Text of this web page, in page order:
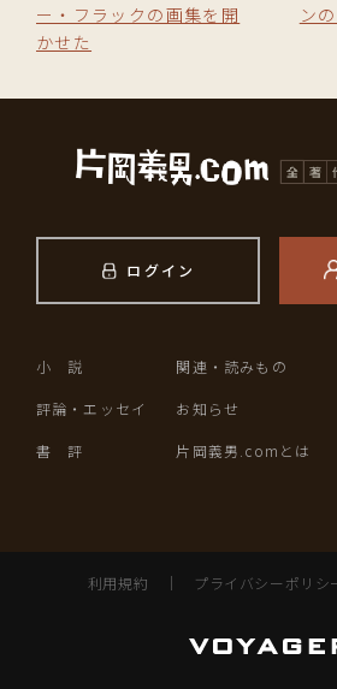
ー・フラックの画集を開
かせた
ン
ログイン
小 説
評論・エッセイ
書 評
関連・読みもの
お知らせ
片岡義男.comとは
利用規約 ｜ プライバシーポリシ